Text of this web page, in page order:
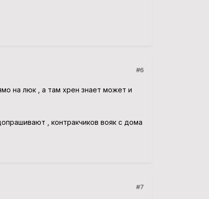
#6
на люк , а там хрен знает может и
, контракчиков вояк с дома
#7